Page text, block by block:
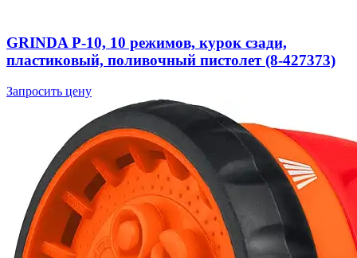
GRINDA P-10, 10 режимов, курок сзади,
пластиковый, поливочный пистолет (8-427373)
Запросить цену